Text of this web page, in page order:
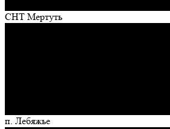
СНТ Мертуть
п. Лебяжье